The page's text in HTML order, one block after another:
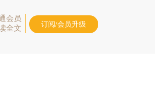
会员
全文
订阅/会员升级